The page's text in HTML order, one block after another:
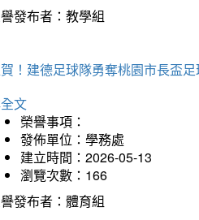
發布者：教學組
！建德足球隊勇奪桃園市長盃
文
榮譽事項：
發佈單位：學務處
建立時間：2026-05-13
瀏覽次數：166
發布者：體育組